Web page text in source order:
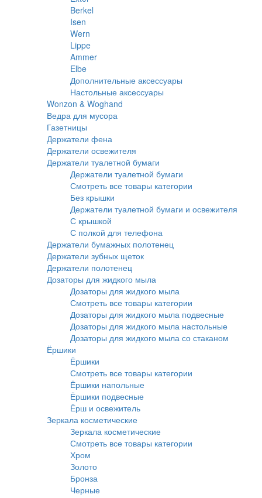
Berkel
Isen
Wern
Lippe
Ammer
Elbe
Дополнительные аксессуары
Настольные аксессуары
Wonzon & Woghand
Ведра для мусора
Газетницы
Держатели фена
Держатели освежителя
Держатели туалетной бумаги
Держатели туалетной бумаги
Смотреть все товары категории
Без крышки
Держатели туалетной бумаги и освежителя
С крышкой
С полкой для телефона
Держатели бумажных полотенец
Держатели зубных щеток
Держатели полотенец
Дозаторы для жидкого мыла
Дозаторы для жидкого мыла
Смотреть все товары категории
Дозаторы для жидкого мыла подвесные
Дозаторы для жидкого мыла настольные
Дозаторы для жидкого мыла со стаканом
Ёршики
Ёршики
Смотреть все товары категории
Ёршики напольные
Ёршики подвесные
Ёрш и освежитель
Зеркала косметические
Зеркала косметические
Смотреть все товары категории
Хром
Золото
Бронза
Черные